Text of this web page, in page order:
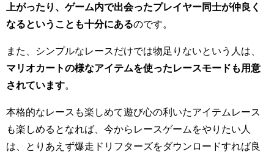
上がったり、ゲーム内で出会ったプレイヤー同士が仲良く
なるということも十分にあるのです。
また、シンプルなレースだけでは物足りないという人は、
マリオカートの様なアイテムを使ったレースモードも用意
されています
本格的なレースも楽しめて遊び心の利いたアイテムレース
も楽しめるとなれば、今からレースゲームをやりたい人
は、とりあえず爆走ドリフターズをダウンロードすれば良